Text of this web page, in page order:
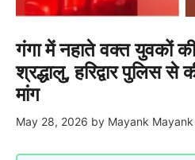
गंगा में नहाते वक्त युवकों
श्रद्धालु, हरिद्वार पुलिस से
मांग
May 28, 2026 by Mayank